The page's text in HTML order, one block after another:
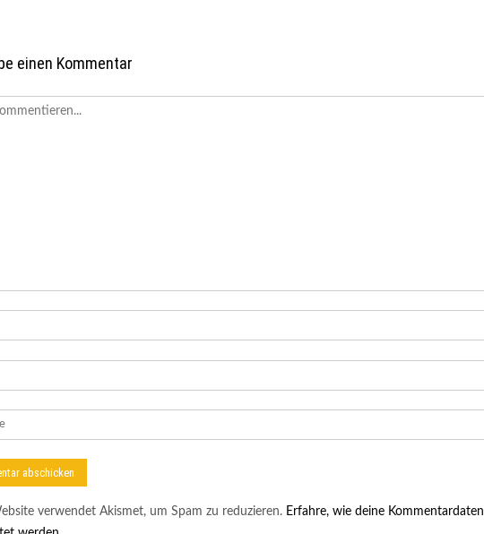
einen Kommentar
verwendet Akismet, um Spam zu reduzieren. Erfahre, wie deine Kommentardaten